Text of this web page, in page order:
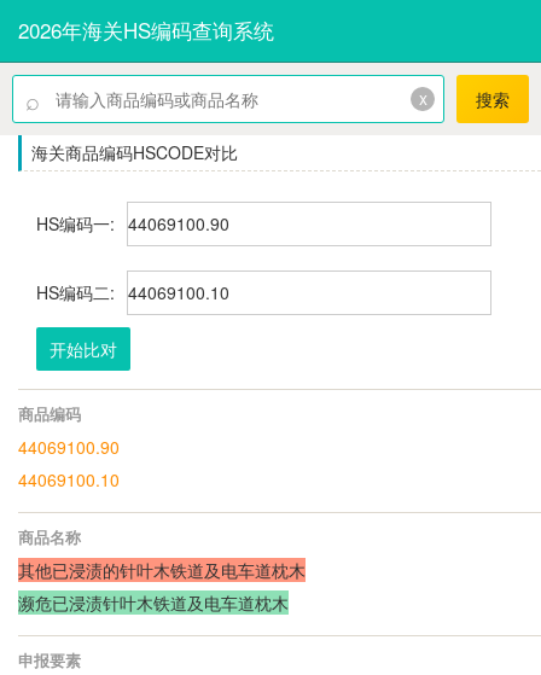
2026年海关HS编码查询系统
⌕ x 搜索
海关商品编码HSCODE对比
HS编码一:
HS编码二:
开始比对
商品编码
44069100.90
44069100.10
商品名称
其他已浸渍的针叶木铁道及电车道枕木
濒危已浸渍针叶木铁道及电车道枕木
申报要素